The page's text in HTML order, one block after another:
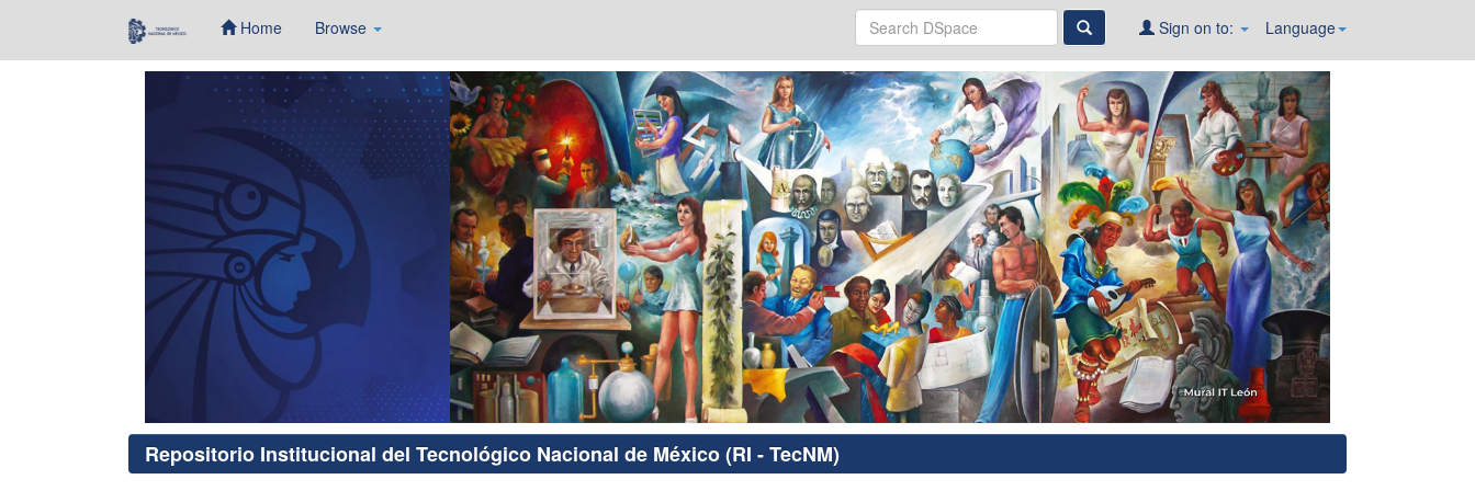
Home Browse Language
Sign on to:
Repositorio Institucional del Tecnológico Nacional de México (RI - TecNM)